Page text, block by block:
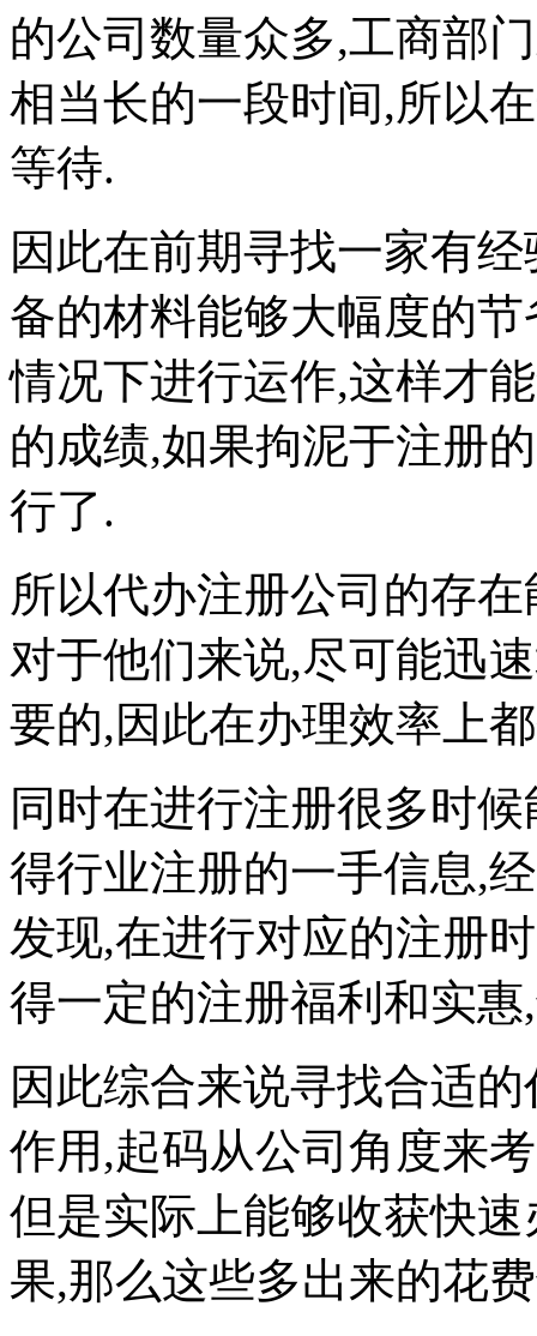
的公司数量众多,工商部
相当长的一段时间,所以
等待.
因此在前期寻找一家有
备的材料能够大幅度的
情况下进行运作,这样才
的成绩,如果拘泥于注册
行了.
所以代办注册公司的存
对于他们来说,尽可能迅
要的,因此在办理效率上
同时在进行注册很多时
得行业注册的一手信息,
发现,在进行对应的注册
得一定的注册福利和实
因此综合来说寻找合适
作用,起码从公司角度来
但是实际上能够收获快
果,那么这些多出来的花